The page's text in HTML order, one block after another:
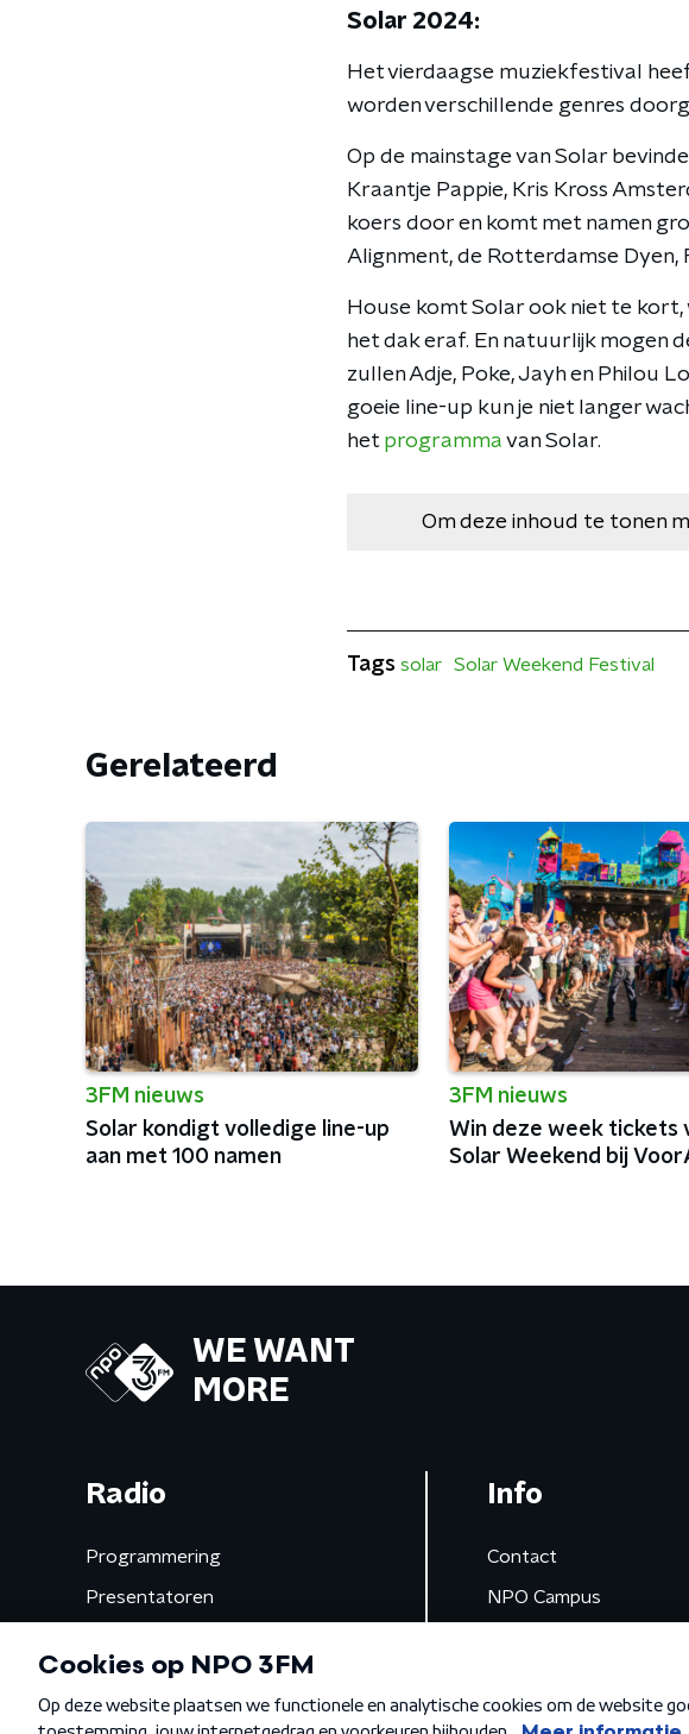
Solar 2024:
Het vierdaagse muziekfestival
worden verschillende genres
Op de mainstage van Solar
Kraantje Pappie, Kris Kross
koers door en komt met namen
Alignment, de Rotterdamse Dyen,
House komt Solar ook niet te
het dak eraf. En natuurlijk mogen
zullen Adje, Poke, Jayh en Philou
goeie line-up kun je niet langer
het programma van Solar.
Om deze inhoud te tonen
Tags solar Solar Weekend Festival
Gerelateerd
3FM nieuws
Solar kondigt volledige line-up
aan met 100 namen
3FM nieuws
Win deze week tickets
Solar Weekend bij
WE WANT
MORE
Radio
Programmering
Presentatoren
Gemist
Info
Contact
NPO Campus